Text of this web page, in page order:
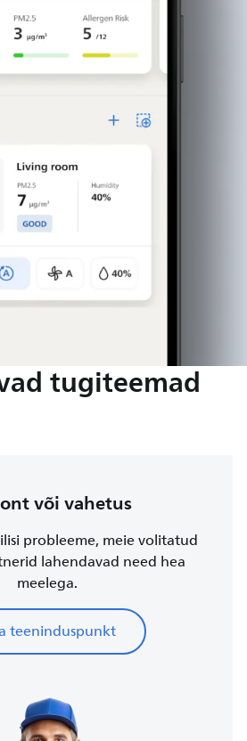
tugiteemad
või vahetus
probleeme, meie volitatud
lahendavad need hea
meelega.
teeninduspunkt